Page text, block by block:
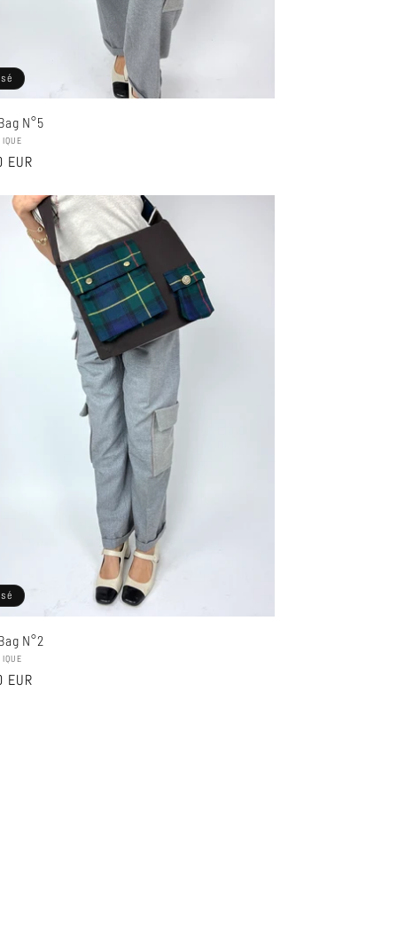
N°5
:
EUR
N°2
:
EUR